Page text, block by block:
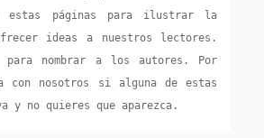
estas páginas para ilustrar la
ideas a nuestros lectores.
para nombrar a los autores. Por
con nosotros si alguna de estas
y no quieres que aparezca.